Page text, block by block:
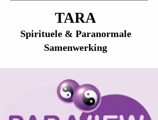
TARA
Spirituele & Paranormale
Samenwerking